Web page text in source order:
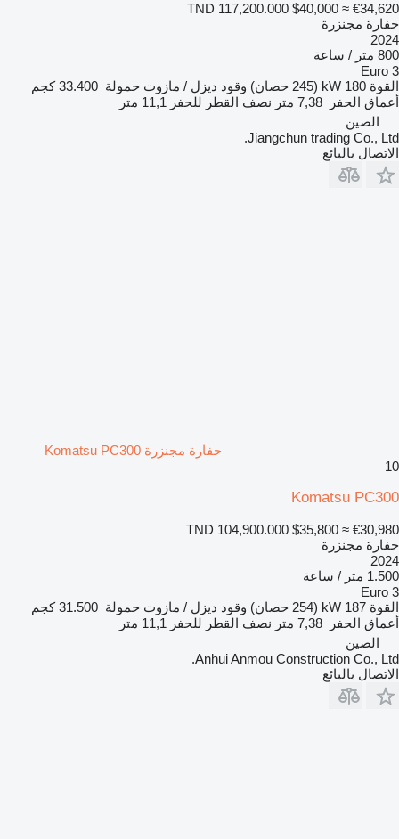
TND 117,200.000 $40,000 ≈ €34,620
حفارة مجنزرة
2024
800 متر / ساعة
Euro 3
القوة 180 kW (245 حصان) وقود ديزل / مازوت حمولة 33.400 كجم
أعماق الحفر
7,38 متر نصف القطر للحفر 11,1 متر
الصين
Jiangchun trading Co., Ltd.
الاتصال بالبائع
حفارة مجنزرة Komatsu PC300
10
Komatsu PC300
TND 104,900.000 $35,800 ≈ €30,980
حفارة مجنزرة
2024
1.500 متر / ساعة
Euro 3
القوة 187 kW (254 حصان) وقود ديزل / مازوت حمولة 31.500 كجم
أعماق الحفر
7,38 متر نصف القطر للحفر 11,1 متر
الصين
Anhui Anmou Construction Co., Ltd.
الاتصال بالبائع